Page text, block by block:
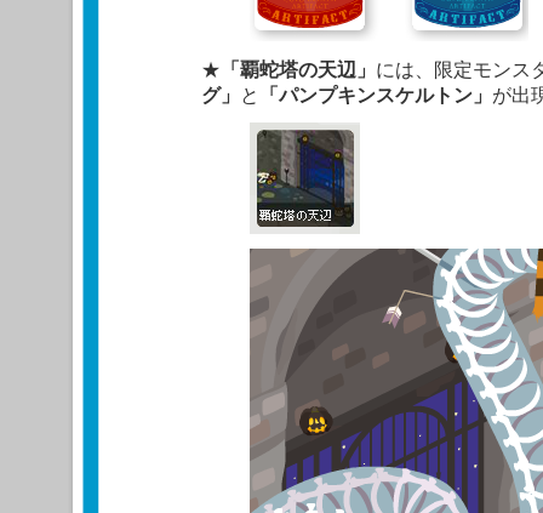
★ 「覇蛇塔の天辺」 には、限定モンス
グ」
と 「パンプキンスケルトン」 が出